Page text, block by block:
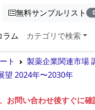
無料サンプルリスト
ラム カテゴリで検索
ト
製薬企業関連市場
望 2024年〜2030年
問い合わせ後すぐに確